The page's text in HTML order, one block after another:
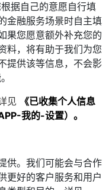
据自己的意愿自行填
金融服务场景时自主填
果您愿意额外补充您的
料，将有助于我们为您
提供该等信息，不会影
见
《已收集个人信息
我的-设置）。
供。我们可能会与合作
更好的客户服务和用户